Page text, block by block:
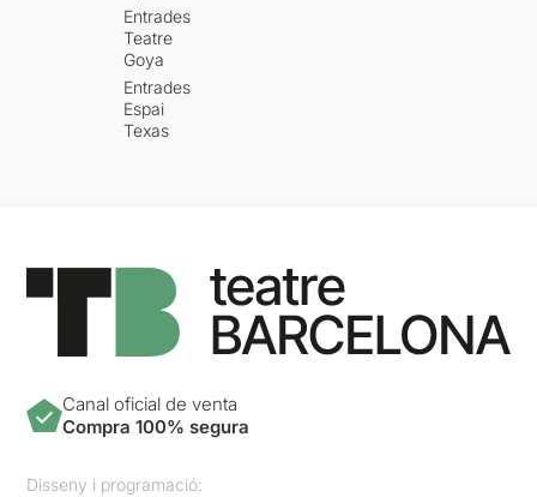
Entrades
Teatre
Goya
Entrades
Espai
Texas
Canal oficial de venta
Compra 100% segura
Disseny i programació: